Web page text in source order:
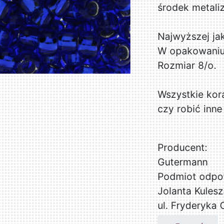
środek
Najwyższej
W
Rozmiar 8/o.
Wszystkie
czy robić
Producent:
Gutermann
Podmiot
Jolanta
ul. Fryderyka
502047435